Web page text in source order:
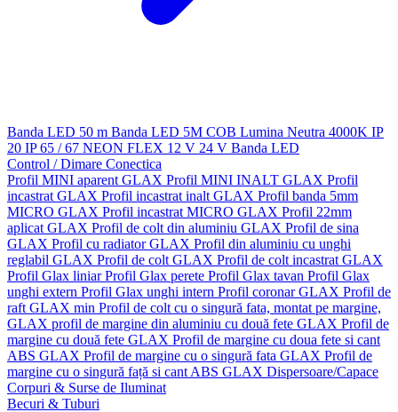
Banda LED 50 m Banda LED 5M COB Lumina Neutra 4000K IP
20 IP 65 / 67 NEON FLEX 12 V 24 V Banda LED
Control / Dimare Conectica
Profil MINI aparent GLAX Profil MINI INALT GLAX Profil
incastrat GLAX Profil incastrat inalt GLAX Profil banda 5mm
MICRO GLAX Profil incastrat MICRO GLAX Profil 22mm
aplicat GLAX Profil de colt din aluminiu GLAX Profil de sina
GLAX Profil cu radiator GLAX Profil din aluminiu cu unghi
reglabil GLAX Profil de colt GLAX Profil de colt incastrat GLAX
Profil Glax liniarProfil Glax perete Profil Glax tavan Profil Glax
unghi extern Profil Glax unghi intern Profil coronar GLAX Profil de
raft GLAX min Profil de colt cu o singură fata, montat pe margine,
GLAX profil de margine din aluminiu cu două fete GLAX Profil de
margine cu două fete GLAX Profil de margine cu doua fete si cant
ABS GLAX Profil de margine cu o singură fata GLAX Profil de
margine cu o singură față si cant ABS GLAX Dispersoare/Capace
Corpuri & Surse de Iluminat
Becuri & Tuburi